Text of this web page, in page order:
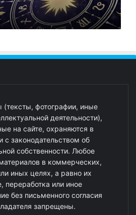
(тексты, фотографии, иные
деятельности),
на сайте, охраняются в
с законодательством об
собственности. Любое
в коммерческих,
иных целях, а равно их
переработка или иное
без письменного согласия
запрещены.